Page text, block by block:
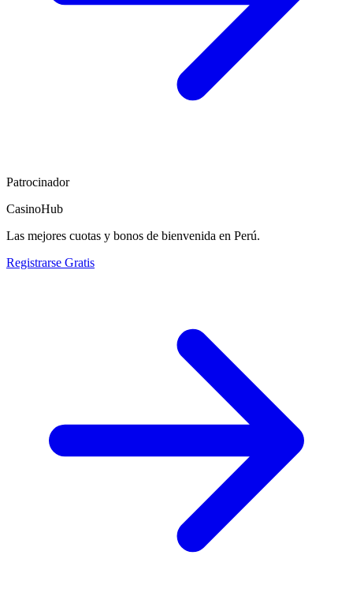
Patrocinador
CasinoHub
Las mejores cuotas y bonos de bienvenida en Perú.
Registrarse Gratis